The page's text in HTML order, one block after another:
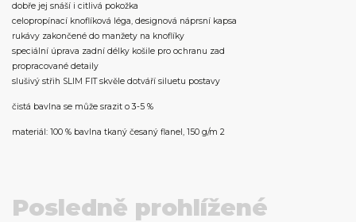
dobře jej snáší i citlivá pokožka
celopropínací knoflíková léga, designová náprsní kapsa
rukávy zakončené do manžety na knoflíky
speciální úprava zadní délky košile pro ochranu zad
propracované detaily
slušivý střih SLIM FIT skvěle dotváří siluetu postavy
čistá bavlna se může srazit o 3-5 %
materiál: 100 % bavlna tkaný česaný flanel, 150 g/m 2
Posledně prohlížené